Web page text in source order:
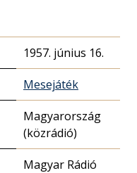
1957. június 16.
Mesejáték
Magyarország
(közrádió)
Magyar Rádió